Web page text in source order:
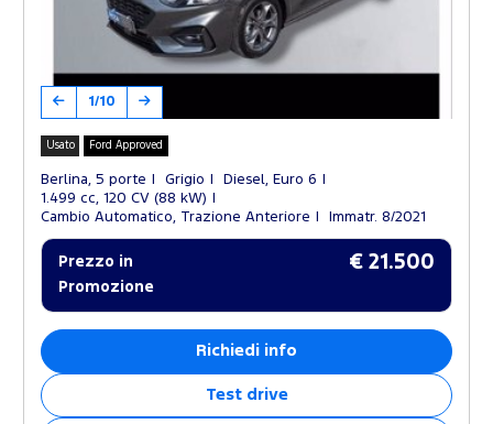
1/10
Usato Ford Approved
Berlina, 5 porte Grigio
Diesel, Euro 6
1.499 cc, 120 CV (88 kW)
Cambio Automatico, Trazione Anteriore
Immatr. 8/2021
Prezzo in
Promozione
€ 21.500
Richiedi info
Test drive